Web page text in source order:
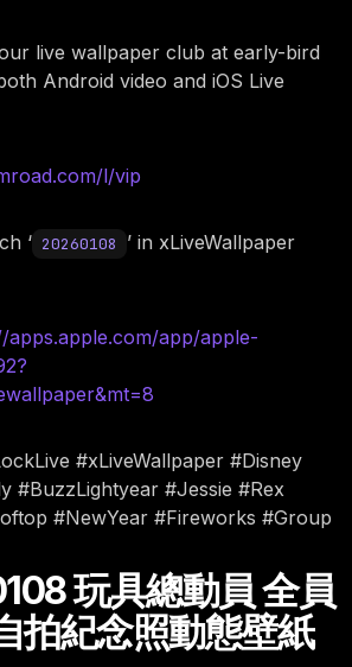
live wallpaper club at early-bird
Android video and iOS Live
l/vip
‘ 20260108
’ in xLiveWallpaper
apps.apple.com/app/apple-
#xLiveWallpaper #Disney
#BuzzLightyear #Jessie #Rex
#NewYear #Fireworks #Group
玩具總動員 全員
拍紀念照動態壁紙